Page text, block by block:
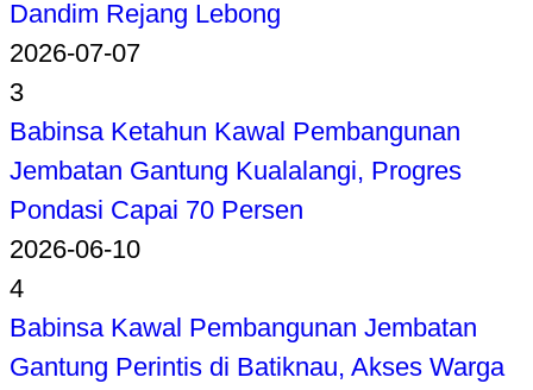
Dandim Rejang Lebong
2026-07-07
3
Babinsa Ketahun Kawal Pembangunan
Jembatan Gantung Kualalangi, Progres
Pondasi Capai 70 Persen
2026-06-10
4
Babinsa Kawal Pembangunan Jembatan
Gantung Perintis di Batiknau, Akses Warga